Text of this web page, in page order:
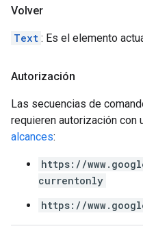
Volver
Text : Es el elemento
Autorización
Las secuencias de
requieren autorización con
alcances:
https://
currentonly
https://